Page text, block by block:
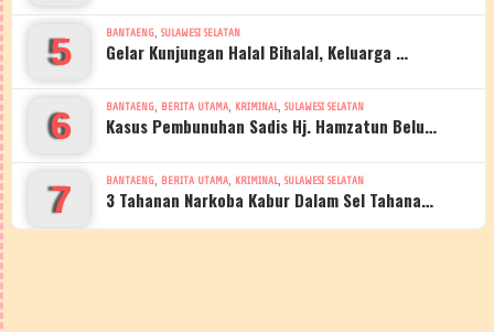
5 BANTAENG SULAWESI SELATAN
Gelar Kunjungan Halal Bihalal, Keluarga …
6 BANTAENG BERITA UTAMA KRIMINAL SULAWESI SELATAN
Kasus Pembunuhan Sadis Hj. Hamzatun Belu…
7 BANTAENG BERITA UTAMA KRIMINAL SULAWESI SELATAN
3 Tahanan Narkoba Kabur Dalam Sel Tahana…